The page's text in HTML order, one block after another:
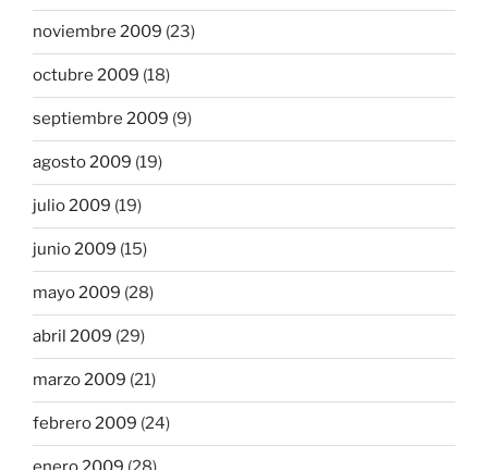
noviembre 2009 (23)
octubre 2009 (18)
septiembre 2009 (9)
agosto 2009 (19)
julio 2009 (19)
junio 2009 (15)
mayo 2009 (28)
abril 2009 (29)
marzo 2009 (21)
febrero 2009 (24)